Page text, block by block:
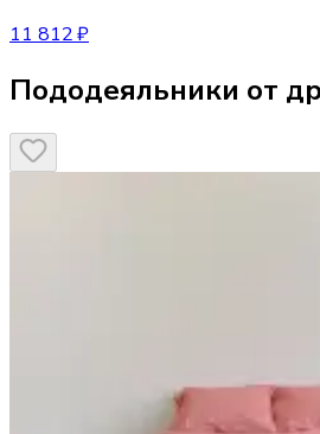
11 812 ₽
Пододеяльники от